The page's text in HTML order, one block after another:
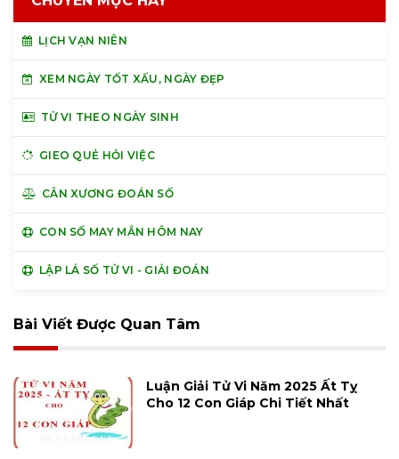
LỊCH VẠN NIÊN
XEM NGÀY TỐT XẤU, NGÀY ĐẸP
TỬ VI THEO NGÀY SINH
GIEO QUẺ HỎI VIỆC
CÂN XƯƠNG ĐOÁN SỐ
CON SỐ MAY MẮN HÔM NAY
LẬP LÁ SỐ TỬ VI - GIẢI ĐOÁN
Bài Viết Được Quan Tâm
Luận Giải Tử Vi Năm 2025 Ất Tỵ
Cho 12 Con Giáp Chi Tiết Nhất